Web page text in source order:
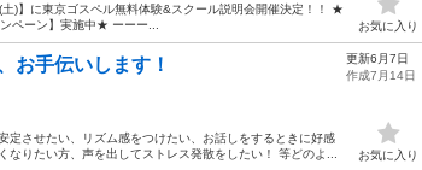
)】に東京ゴスペル無料体験&スクール説明会開催決定！！ ★
ペーン】実施中★ ーーー...
お気に入り
お手伝いします！
定させたい、リズム感をつけたい、お話しをするときに好感
りたい方、声を出してストレス発散をしたい！ 等どのよ...
更新6月7日
作成7月14日
お気に入り